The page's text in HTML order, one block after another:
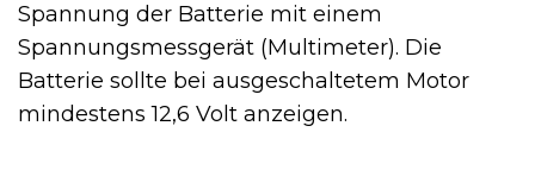
Spannung der Batterie mit einem
Spannungsmessgerät (Multimeter). Die
Batterie sollte bei ausgeschaltetem Motor
mindestens 12,6 Volt anzeigen.